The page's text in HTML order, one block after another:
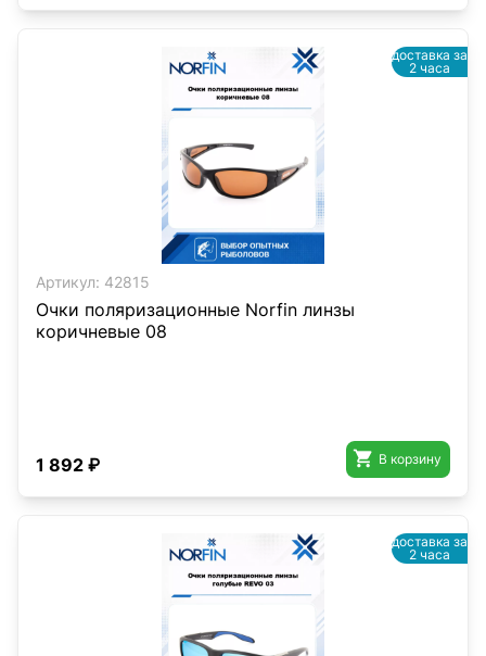
Артикул: 42815
Очки поляризационные Norfin линзы
коричневые 08
1 892 ₽  В корзину
доставка за
2 часа
доставка за
2 часа